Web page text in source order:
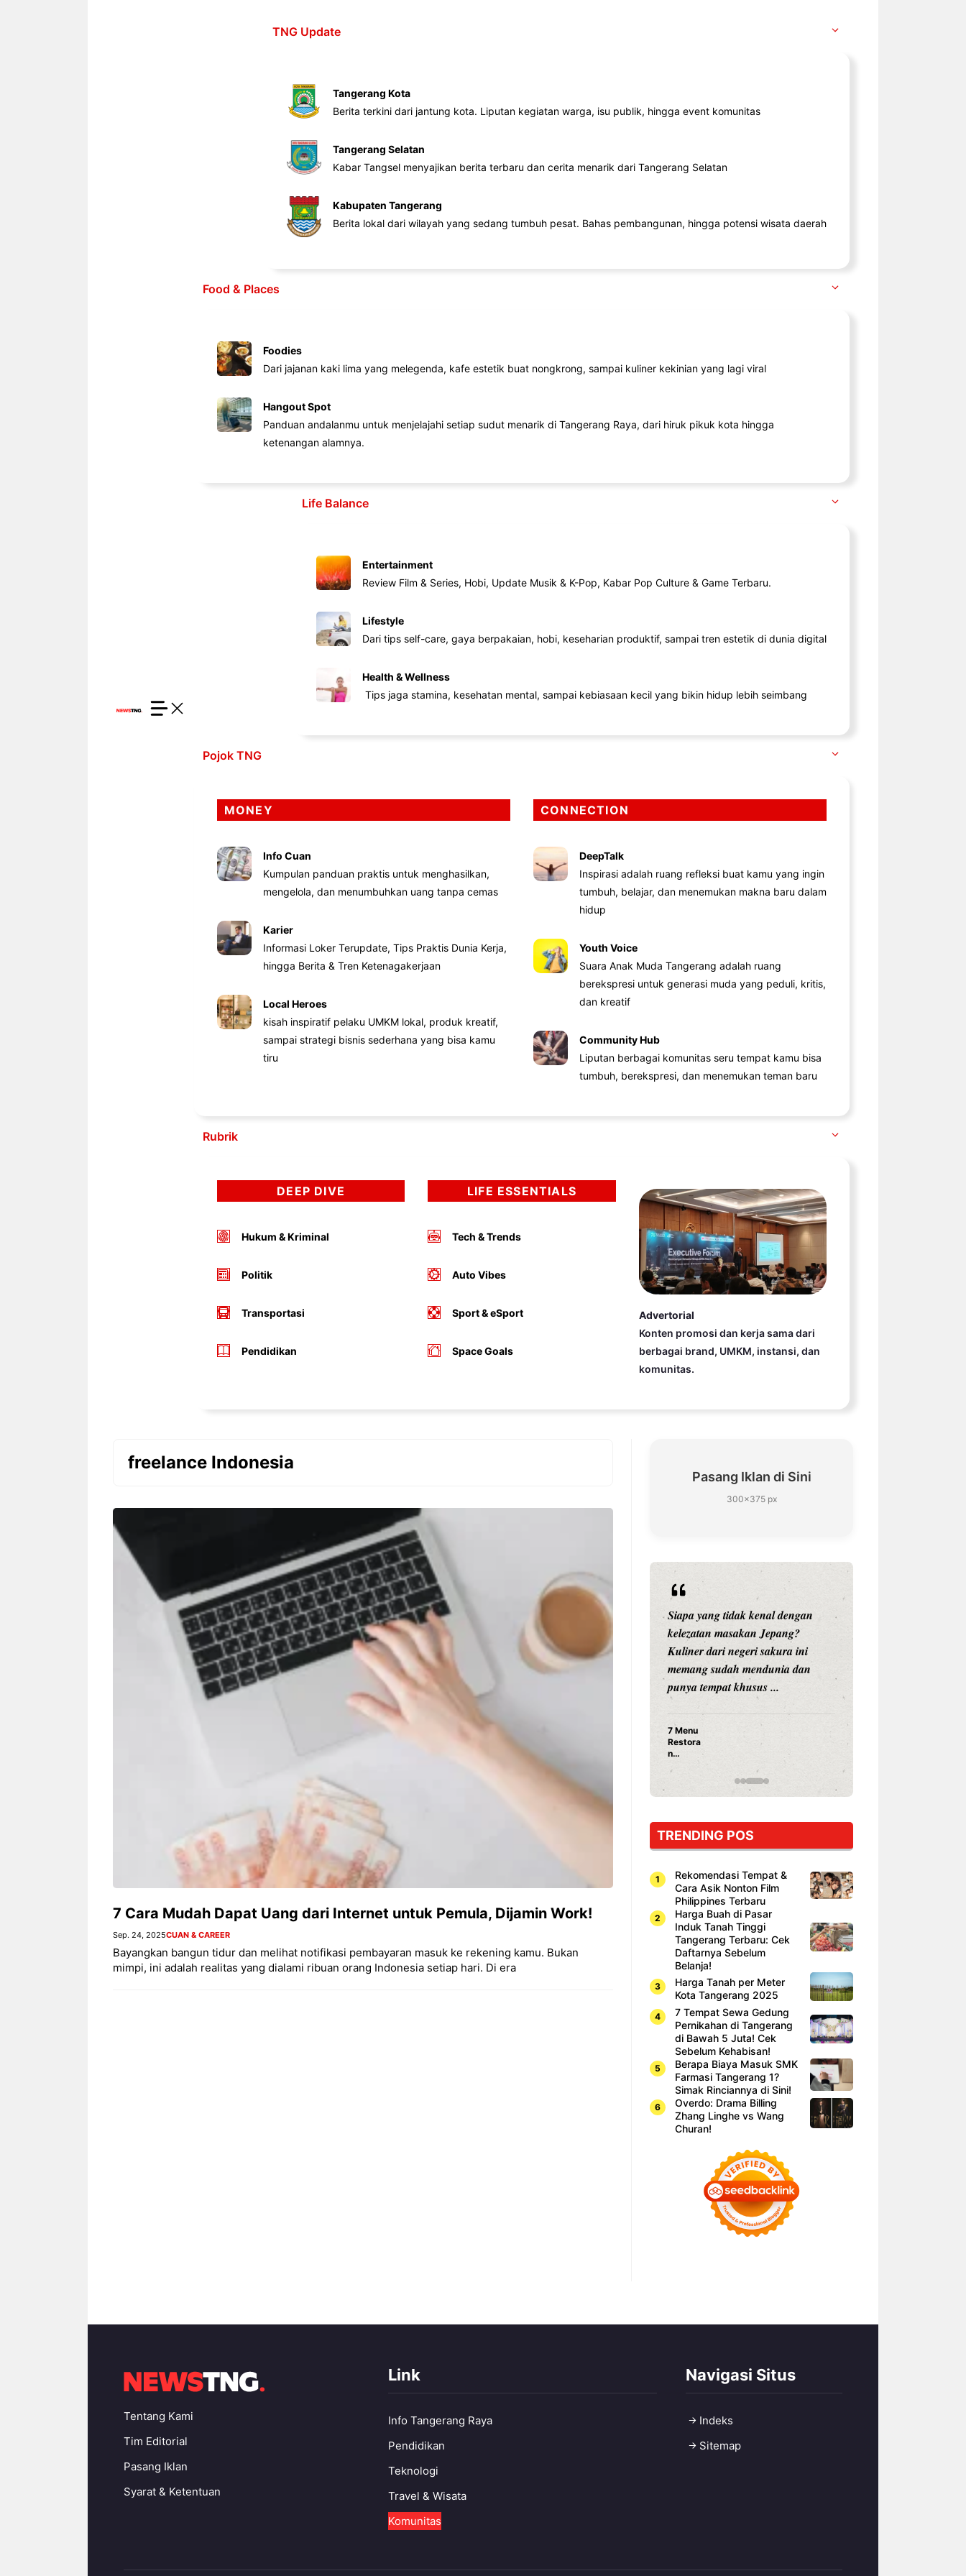
TNG Update
Tangerang Kota
Berita terkini dari jantung kota. Liputan kegiatan warga, isu publik, hingga event komunitas
Tangerang Selatan
Kabar Tangsel menyajikan berita terbaru dan cerita menarik dari Tangerang Selatan
Kabupaten Tangerang
Berita lokal dari wilayah yang sedang tumbuh pesat. Bahas pembangunan, hingga potensi wisata daerah
Food & Places
Foodies
Dari jajanan kaki lima yang melegenda, kafe estetik buat nongkrong, sampai kuliner kekinian yang lagi viral
Hangout Spot
Panduan andalanmu untuk menjelajahi setiap sudut menarik di Tangerang Raya, dari hiruk pikuk kota hingga
ketenangan alamnya.
Life Balance
Entertainment
Review Film & Series, Hobi, Update Musik & K-Pop, Kabar Pop Culture & Game Terbaru.
Lifestyle
Dari tips self-care, gaya berpakaian, hobi, keseharian produktif, sampai tren estetik di dunia digital
Health & Wellness
Tips jaga stamina, kesehatan mental, sampai kebiasaan kecil yang bikin hidup lebih seimbang
Pojok TNG
MONEY
Info Cuan
Kumpulan panduan praktis untuk menghasilkan,
mengelola, dan menumbuhkan uang tanpa cemas
Karier
Informasi Loker Terupdate, Tips Praktis Dunia Kerja,
hingga Berita & Tren Ketenagakerjaan
Local Heroes
kisah inspiratif pelaku UMKM lokal, produk kreatif,
sampai strategi bisnis sederhana yang bisa kamu
tiru
CONNECTION
DeepTalk
Inspirasi adalah ruang refleksi buat kamu yang ingin
tumbuh, belajar, dan menemukan makna baru dalam
hidup
Youth Voice
Suara Anak Muda Tangerang adalah ruang
berekspresi untuk generasi muda yang peduli, kritis,
dan kreatif
Community Hub
Liputan berbagai komunitas seru tempat kamu bisa
tumbuh, berekspresi, dan menemukan teman baru
Rubrik
DEEP DIVE
Hukum & Kriminal
Politik
Transportasi
Pendidikan
LIFE ESSENTIALS
Tech & Trends
Auto Vibes
Sport & eSport
Space Goals
Advertorial
Konten promosi dan kerja sama dari
berbagai brand, UMKM, instansi, dan
komunitas.
freelance Indonesia
7 Cara Mudah Dapat Uang dari Internet untuk Pemula, Dijamin Work!
Sep. 24, 2025CUAN & CAREER
Bayangkan bangun tidur dan melihat notifikasi pembayaran masuk ke rekening kamu. Bukan
mimpi, ini adalah realitas yang dialami ribuan orang Indonesia setiap hari. Di era
Pasang Iklan di Sini
300×375 px
Siapa sangka, dua nama besar di
dunia hiburan, Nunung Srimulat
dan Vicky Prasetyo, kini merambah
Bandung – Menyambut pergantian
tahun 2026, restoran all you can
eat Kakkoii All You Can Eat
Bandung menghadirkan
penawaran spesial ...
Pernah gak sih kamu mulai
ngerjain sesuatu cuma buat iseng-
iseng, eh ternyata malah jadi
peluang bisnis yang
menguntungkan? Nah, itulah ...
TUM_ATUL yang Ubah
Hampers Jadi Bisnis Kece
Siapa yang tidak kenal dengan
kelezatan masakan Jepang?
Kuliner dari negeri sakura ini
memang sudah mendunia dan
punya tempat khusus ...
7 Menu
Restora
n
yang
Dicoba,
Cuma
Sushi!
TRENDING POS
Rekomendasi Tempat &
Cara Asik Nonton Film
Philippines Terbaru
Harga Buah di Pasar
Induk Tanah Tinggi
Tangerang Terbaru: Cek
Daftarnya Sebelum
Belanja!
Harga Tanah per Meter
Kota Tangerang 2025
7 Tempat Sewa Gedung
Pernikahan di Tangerang
di Bawah 5 Juta! Cek
Sebelum Kehabisan!
Berapa Biaya Masuk SMK
Farmasi Tangerang 1?
Simak Rinciannya di Sini!
Overdo: Drama Billing
Zhang Linghe vs Wang
Churan!
Tentang Kami
Tim Editorial
Pasang Iklan
Syarat & Ketentuan
Link
Info Tangerang Raya
Pendidikan
Teknologi
Travel & Wisata
Komunitas
Navigasi Situs
Indeks
Sitemap